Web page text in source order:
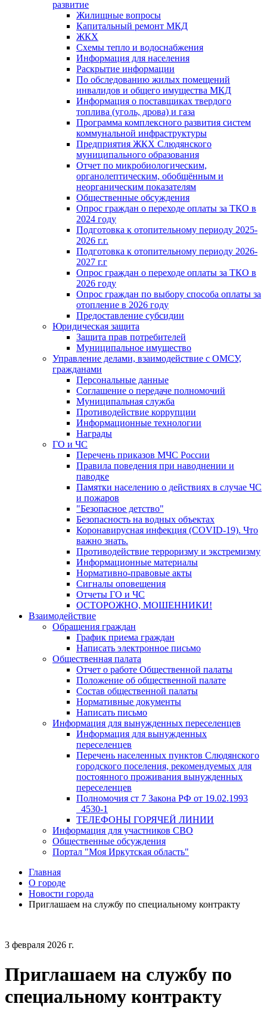
развитие
Жилищные вопросы
Капитальный ремонт МКД
ЖКХ
Схемы тепло и водоснабжения
Информация для населения
Раскрытие информации
По обследованию жилых помещений
инвалидов и общего имущества МКД
Информация о поставщиках твердого
топлива (уголь, дрова) и газа
Программа комплексного развития систем
коммунальной инфраструктуры
Предприятия ЖКХ Слюдянского
муниципального образования
Отчет по микробиологическим,
органолептическим, обобщённым и
неорганическим показателям
Общественные обсуждения
Опрос граждан о переходе оплаты за ТКО в
2024 году
Подготовка к отопительному периоду 2025-
2026 г.г.
Подготовка к отопительному периоду 2026-
2027 г.г
Опрос граждан о переходе оплаты за ТКО в
2026 году
Опрос граждан по выбору способа оплаты за
отопление в 2026 году
Предоставление субсидии
Юридическая защита
Защита прав потребителей
Муниципальное имущество
Управление делами, взаимодействие с ОМСУ,
гражданами
Персональные данные
Соглашение о передаче полномочий
Муниципальная служба
Противодействие коррупции
Информационные технологии
Награды
ГО и ЧС
Перечень приказов МЧС России
Правила поведения при наводнении и
паводке
Памятки населению о действиях в случае ЧС
и пожаров
"Безопасное детство"
Безопасность на водных объектах
Коронавирусная инфекция (COVID-19). Что
важно знать.
Противодействие терроризму и экстремизму
Информационные материалы
Нормативно-правовые акты
Сигналы оповещения
Отчеты ГО и ЧС
ОСТОРОЖНО, МОШЕННИКИ!
Взаимодействие
Обращения граждан
График приема граждан
Написать электронное письмо
Общественная палата
Отчет о работе Общественной палаты
Положение об общественной палате
Состав общественной палаты
Нормативные документы
Написать письмо
Информация для вынужденных переселенцев
Информация для вынужденных
переселенцев
Перечень населенных пунктов Слюдянского
городского поселения, рекомендуемых для
постоянного проживания вынужденных
переселенцев
Полномочия ст 7 Закона РФ от 19.02.1993
_4530-1
ТЕЛЕФОНЫ ГОРЯЧЕЙ ЛИНИИ
Информация для участников СВО
Общественные обсуждения
Портал "Моя Иркутская область"
Главная
О городе
Новости города
Приглашаем на службу по специальному контракту
3 февраля 2026 г.
Приглашаем на службу по
специальному контракту